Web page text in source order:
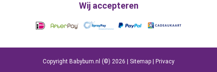
Wij accepteren
Copyright Babybum.nl (©) 2026 | Sitemap Privacy